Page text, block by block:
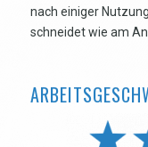
nach einiger
schneidet wie am